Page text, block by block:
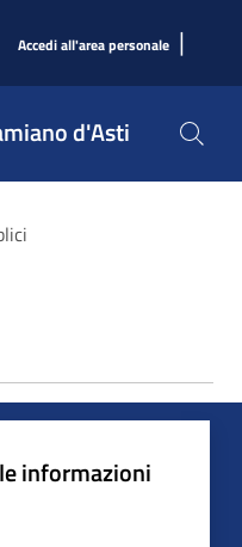
Accedi all'area personale |
d'Asti
informazioni